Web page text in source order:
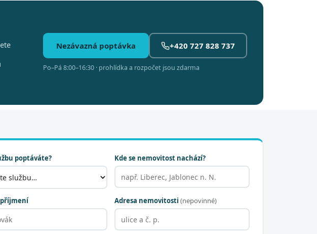
Nezávazná poptávka +420 727 828 737
Po–Pá 8:00–16:30 · prohlídka a rozpočet jsou zdarma
poptáváte? Kde se nemovitost nachází?
příjmení Adresa nemovitosti (nepovinné)